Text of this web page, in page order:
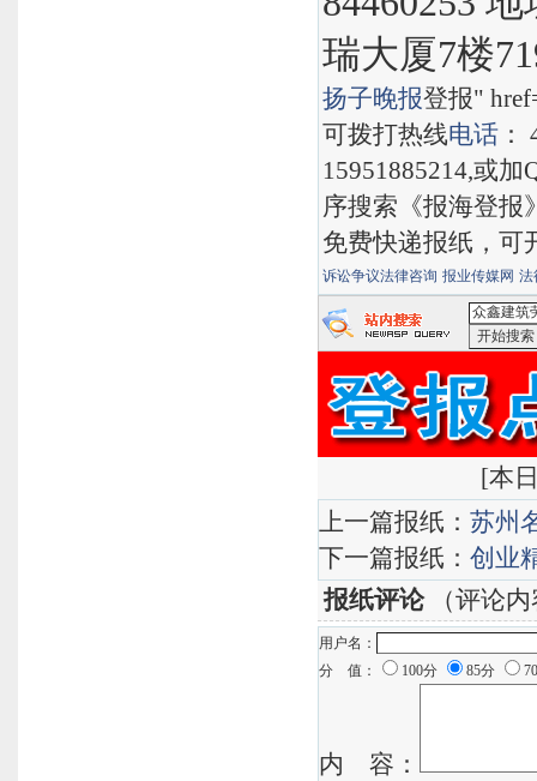
瑞大厦7楼
扬子晚报登报"
可拨打热线电话
15951885214,或
序搜索《报海登报
免费快递报纸，可
诉讼争议法律咨询 报业传媒网 法
[本
上一篇报纸： 苏州
下一篇报纸： 创业
报纸评论（评论内
用户名：
分 值：
100分 85分
内 容：